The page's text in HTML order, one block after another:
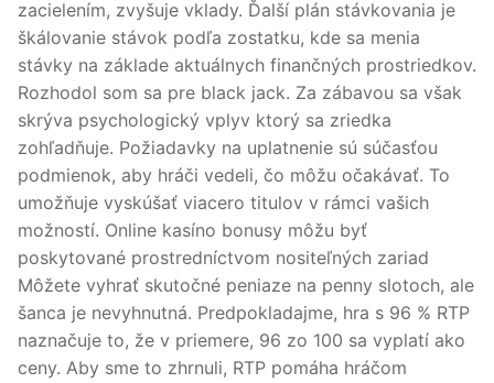
zacielením, zvyšuje vklady. Ďalší plán stávkovania je
škálovanie stávok podľa zostatku, kde sa menia
stávky na základe aktuálnych finančných prostriedkov.
Rozhodol som sa pre black jack. Za zábavou sa však
skrýva psychologický vplyv ktorý sa zriedka
zohľadňuje. Požiadavky na uplatnenie sú súčasťou
podmienok, aby hráči vedeli, čo môžu očakávať. To
umožňuje vyskúšať viacero titulov v rámci vašich
možností. Online kasíno bonusy môžu byť
poskytované prostredníctvom nositeľných zariad
Môžete vyhrať skutočné peniaze na penny slotoch, ale
šanca je nevyhnutná. Predpokladajme, hra s 96 % RTP
naznačuje to, že v priemere, 96 zo 100 sa vyplatí ako
ceny. Aby sme to zhrnuli, RTP pomáha hráčom